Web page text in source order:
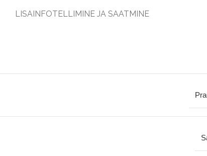
LISAINFOTELLIMINE JA SAATMINE